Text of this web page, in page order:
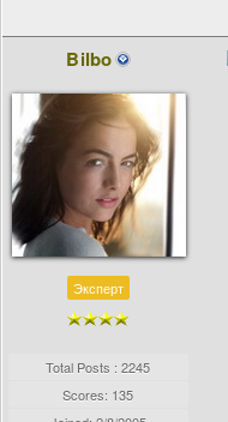
Bilbo
Эксперт
Total Posts : 2245
Scores: 135